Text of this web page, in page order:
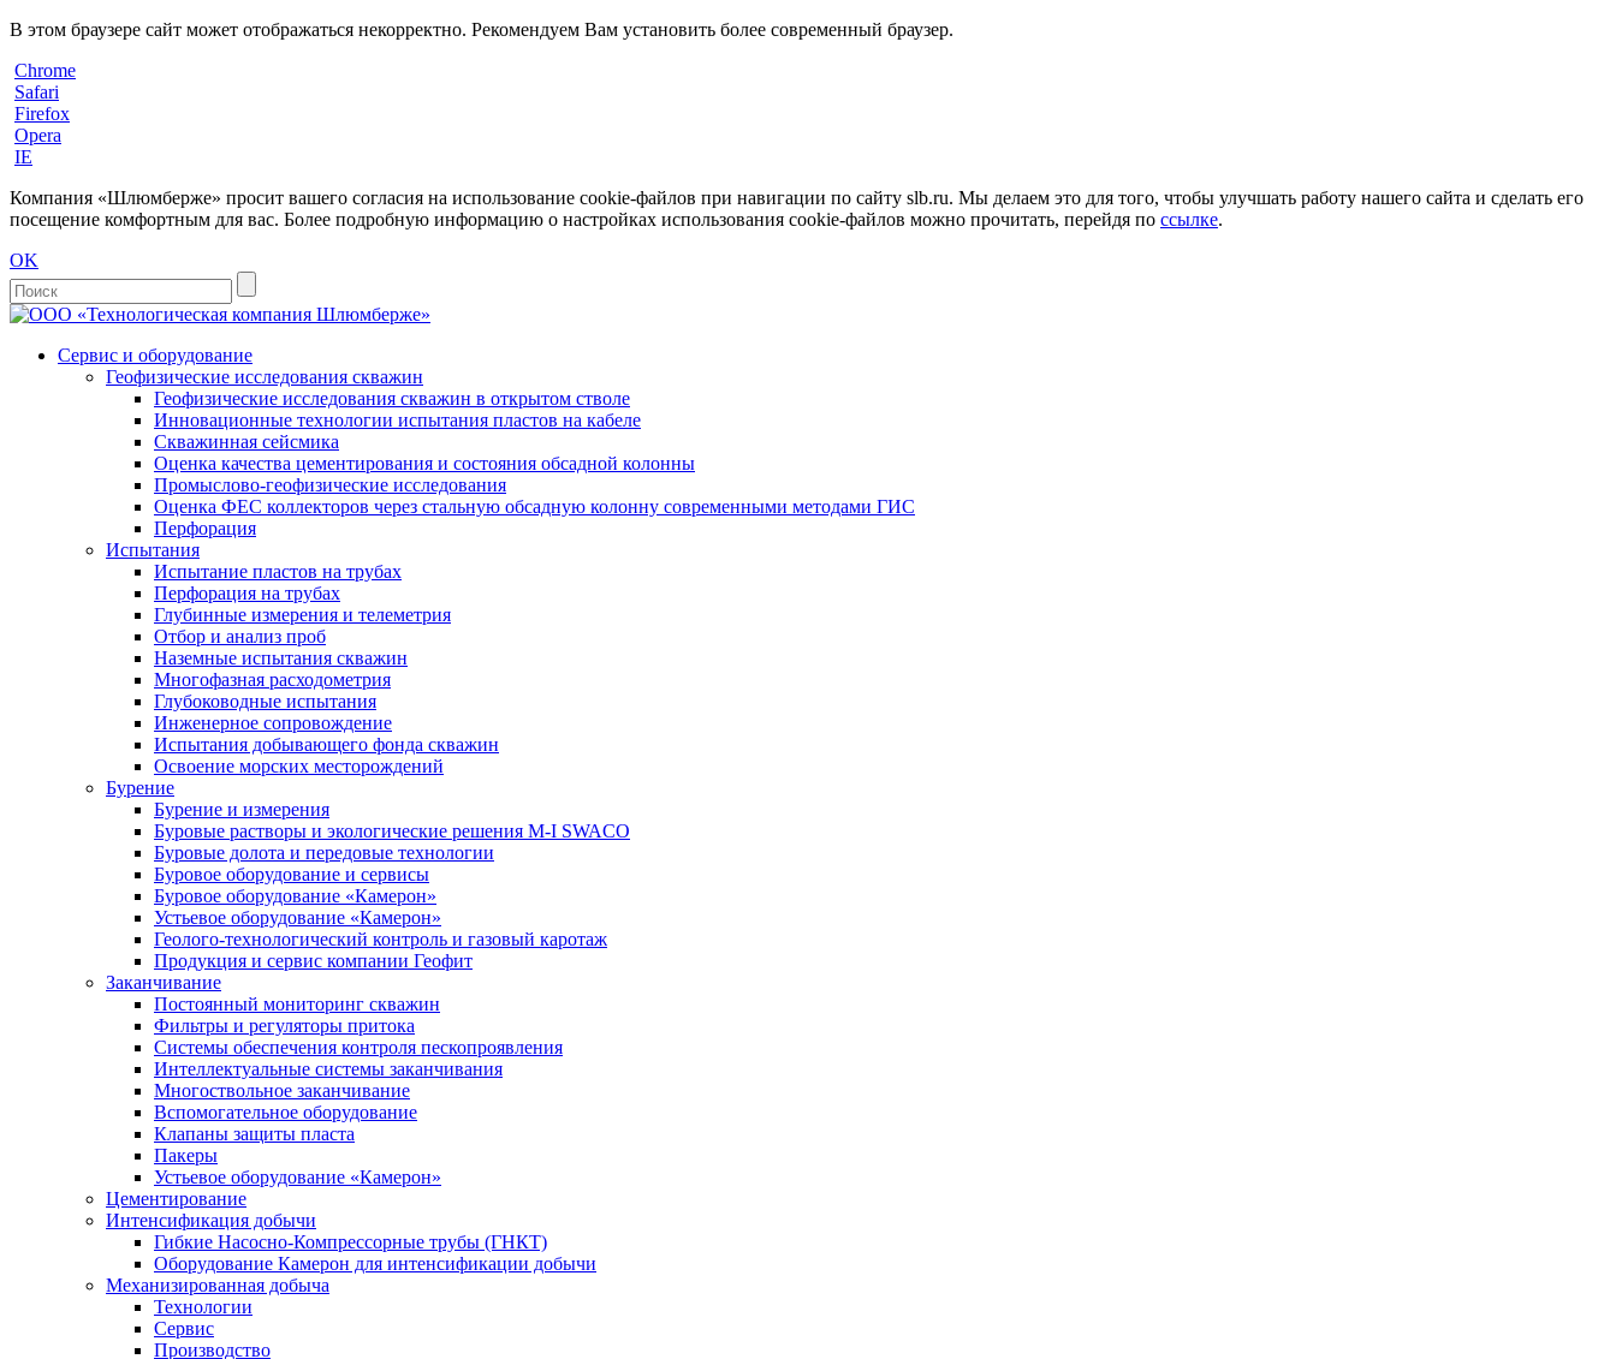
В этом браузере сайт может отображаться некорректно. Рекомендуем Вам установить более современный браузер.
Chrome
Safari
Firefox
Opera
IE
Компания «Шлюмберже» просит вашего согласия на использование cookie-файлов при навигации по сайту slb.ru. Мы делаем это для того, чтобы улучшать работу нашего сайта и сделать его
посещение комфортным для вас. Более подробную информацию о настройках использования cookie-файлов можно прочитать, перейдя по ссылке.
OK
Сервис и оборудование
Геофизические исследования скважин
Геофизические исследования скважин в открытом стволе
Инновационные технологии испытания пластов на кабеле
Скважинная сейсмика
Оценка качества цементирования и состояния обсадной колонны
Промыслово-геофизические исследования
Оценка ФЕС коллекторов через стальную обсадную колонну современными методами ГИС
Перфорация
Испытания
Испытание пластов на трубах
Перфорация на трубах
Глубинные измерения и телеметрия
Отбор и анализ проб
Наземные испытания скважин
Многофазная расходометрия
Глубоководные испытания
Инженерное сопровождение
Испытания добывающего фонда скважин
Освоение морских месторождений
Бурение
Бурение и измерения
Буровые растворы и экологические решения M-I SWACO
Буровые долота и передовые технологии
Буровое оборудование и сервисы
Буровое оборудование «Камерон»
Устьевое оборудование «Камерон»
Геолого-технологический контроль и газовый каротаж
Продукция и сервис компании Геофит
Заканчивание
Постоянный мониторинг скважин
Фильтры и регуляторы притока
Cистемы обеспечения контроля пескопроявления
Интеллектуальные системы заканчивания
Многоствольное заканчивание
Вспомогательное оборудование
Клапаны защиты пласта
Пакеры
Устьевое оборудование «Камерон»
Цементирование
Интенсификация добычи
Гибкие Насосно-Компрессорные трубы (ГНКТ)
Оборудование Камерон для интенсификации добычи
Механизированная добыча
Технологии
Сервис
Производство